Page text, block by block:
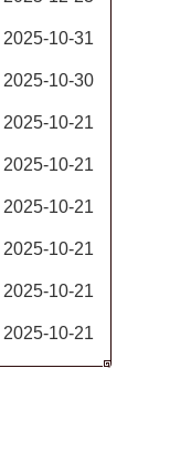
2025-10-31
2025-10-30
2025-10-21
2025-10-21
2025-10-21
2025-10-21
2025-10-21
2025-10-21